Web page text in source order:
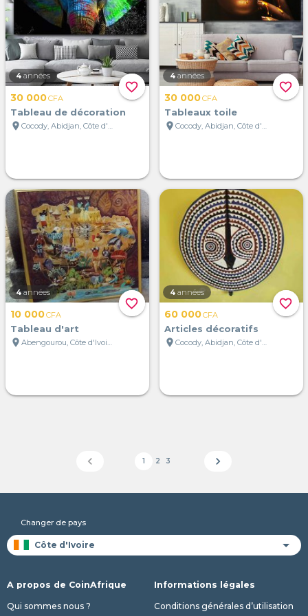
favorite_border
4 années
30 000CFA
Tableau de décoration
location_on
Cocody, Abidjan, Côte d'Ivoire
favorite_border
4 années
30 000CFA
Tableaux toile
location_on
Cocody, Abidjan, Côte d'Ivoire
favorite_border
4 années
10 000CFA
Tableau d'art
location_on
Abengourou, Côte d'Ivoire
favorite_border
4 années
60 000CFA
Articles décoratifs
location_on
Cocody, Abidjan, Côte d'Ivoire
chevron_left 1 2 3 chevron_right
Changer de pays
A propos de CoinAfrique
Qui sommes nous ?
Informations légales
Conditions générales d’utilisation